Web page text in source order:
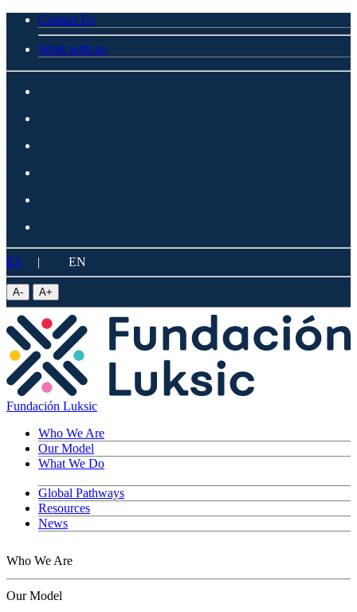
Contact Us
Work with us
ES | EN
A- A+
Fundación Luksic
Who We Are
Our Model
What We Do
Global Pathways
Resources
News
Who We Are
Our Model